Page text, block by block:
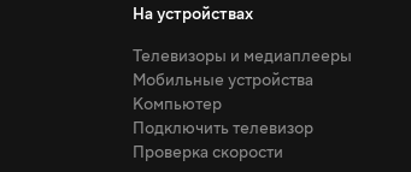
На устройствах
Телевизоры и медиаплееры
Мобильные устройства
Компьютер
Подключить телевизор
Проверка скорости